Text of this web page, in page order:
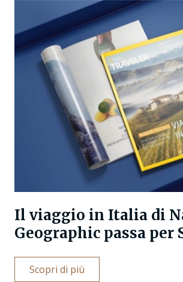
Il viaggio in Italia di
Geographic passa per
Scopri di più